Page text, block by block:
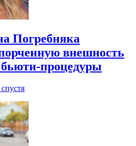
Погребняка
внешность
бьюти-процедуры